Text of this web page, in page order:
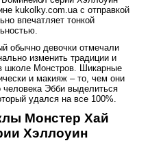
kukolky.com.ua с отправкой
впечатляет тонкой
обычно девочки отмечали
изменить традиции и
школе Монстров. Шикарные
и макияж – то, чем они
человека Эбби выделиться
удался на все 100%.
Монстер Хай
Хэллоуин